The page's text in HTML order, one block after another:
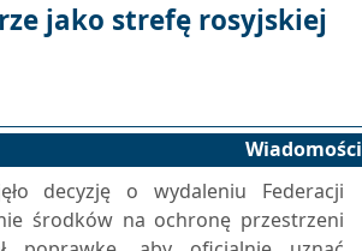
jako strefę rosyjskiej
Wiadomości
decyzję o wydaleniu Federacji
środków na ochronę przestrzeni